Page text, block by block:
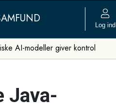
Log ind
AI-modeller giver kontrol
Java-